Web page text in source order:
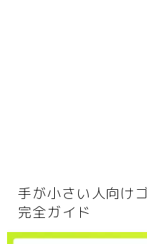
学び・資格
資格取得
手が小さい人向け
完全ガイド